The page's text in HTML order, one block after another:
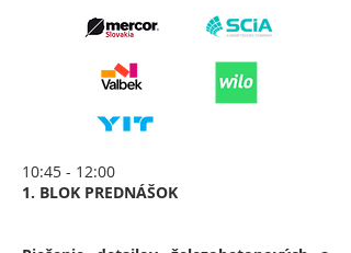
10:45 - 12:00
1. BLOK PREDNÁŠOK